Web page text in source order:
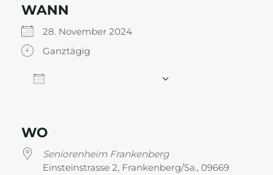
WANN
28. November 2024
Ganztägig
WO
Seniorenheim Frankenberg
Einsteinstrasse 2, Frankenberg/Sa., 09669